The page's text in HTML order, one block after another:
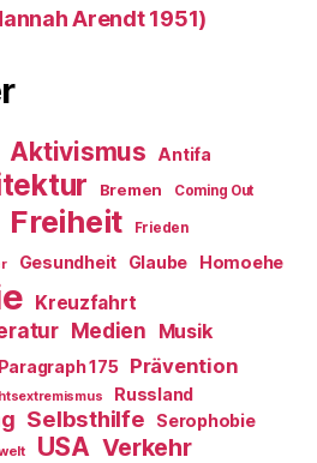
Arendt 1951)
Aktivismus Antifa
Bremen Coming Out
Freiheit Frieden
Gesundheit Glaube Homoehe
Kreuzfahrt
Medien Musik
Paragraph 175
Prävention
Russland
Selbsthilfe Serophobie
USA Verkehr